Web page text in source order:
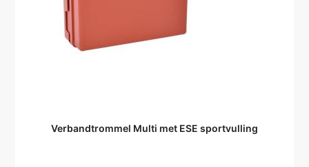
Verbandtrommel Multi met ESE sportvulling